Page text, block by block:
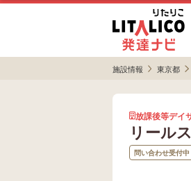
施設情報 東京都
放課後等デイ
リール
問い合わせ受付中